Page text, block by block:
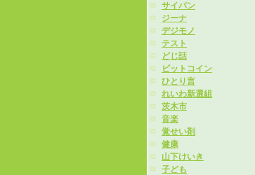
サイパン
ジーナ
デジモノ
テスト
どじ話
ビットコイン
ひとり言
れいわ新選組
茨木市
音楽
覚せい剤
健康
山下けいき
子ども